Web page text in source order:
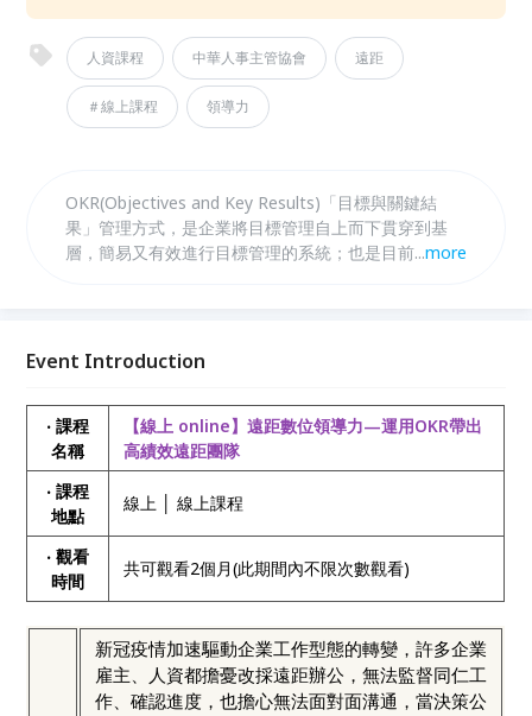
人資課程 中華人事主管協會 遠距
＃線上課程 領導力
OKR(Objectives and Key Results)「目標與關鍵結
果」管理方式，是企業將目標管理自上而下貫穿到基
層，簡易又有效進行目標管理的系統；也是目前遠距辦
技巧分析，增強遠距數位管理能力，有效帶領同仁共同
...more
Event Introduction
‧ 課程
名稱
【線上 online】遠距數位領導力—運用OKR帶出
高績效遠距團隊
‧ 課程
地點
線上 │ 線上課程
‧ 觀看
時間
共可觀看2個月(此期間內不限次數觀看)
新冠疫情加速驅動企業工作型態的轉變，許多企業
雇主、人資都擔憂改採遠距辦公，無法監督同仁工
作、確認進度，也擔心無法面對面溝通，當決策公